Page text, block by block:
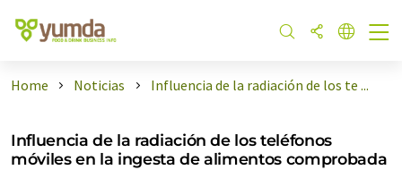
Home Noticias Influencia de la radiación de los te ...
Influencia de la radiación de los teléfonos
móviles en la ingesta de alimentos comprobada